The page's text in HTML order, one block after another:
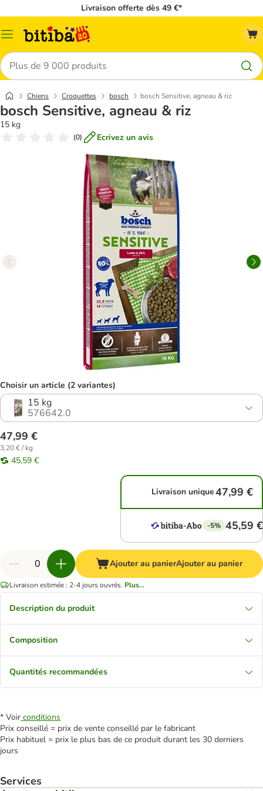
Livraison offerte dès 49 €*
Menu
Rechercher
Chiens Croquettes bosch bosch Sensitive, agneau & riz
bosch Sensitive, agneau & riz
15 kg
(0) Ecrivez un avis
Choisir un article (2 variantes)
15 kg
576642.0
47,99 €
3,20 € / kg
45,59 €
Livraison unique47,99 €
-5% 45,59 €
Ajouter au panierAjouter au panier
Livraison estimée : 2-4 jours ouvrés. Plus...
Description du produit
Composition
Quantités recommandées
* Voir conditions
Prix conseillé = prix de vente conseillé par le fabricant
Prix habituel = prix le plus bas de ce produit durant les 30 derniers
jours
Services